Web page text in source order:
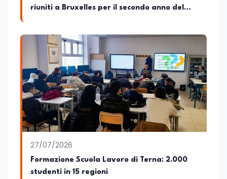
telerefertazione. È inoltre Delegato della
ed è membro del tavolo delle regioni,
dove coordina un progetto per la
creazione di un Hub Formativo in Tunisia.
Docente a contratto di Diritto
dell'Economia e Diritto Internazionale
presso la SSML di Lamezia Terme e
presso l'Università Telematica eCampus,
è autore di pubblicazioni in ambito
pedagogico sulle competenze
caratteriali e il framework LifeComp. Ha
tenuto interventi al Senato della
Regione Lombardia e a Buenos Aires su
temi che spaziano dalla pedagogia
riuniti a Bruxelles per il secondo anno del
27/07/2026
Formazione Scuola Lavoro di Terna: 2.000
studenti in 15 regioni